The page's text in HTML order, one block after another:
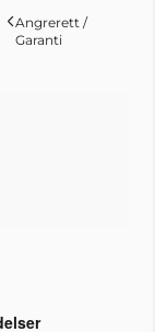
Angrerett /
Garanti